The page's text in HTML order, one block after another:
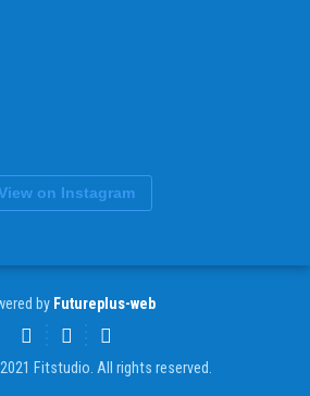
on Instagram
by Futureplus-web
Fitstudio. All rights reserved.